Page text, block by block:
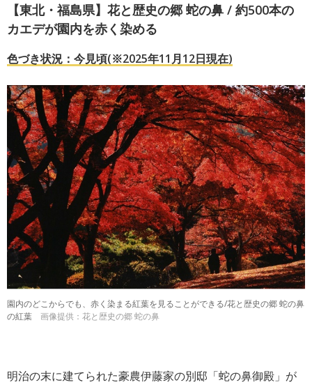
【東北・福島県】花と歴史の郷 蛇の鼻 / 約500本の
カエデが園内を赤く染める
色づき状況：今見頃(※2025年11月12日現在)
園内のどこからでも、赤く染まる紅葉を見ることができる/花と歴史の郷 蛇の鼻
の紅葉
画像提供：花と歴史の郷 蛇の鼻
明治の末に建てられた豪農伊藤家の別邸「蛇の鼻御殿」が